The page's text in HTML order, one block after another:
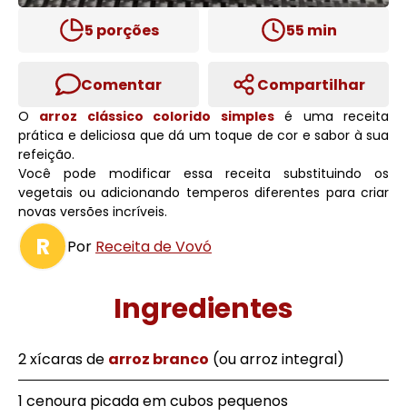
5 porções 55 min
Comentar Compartilhar
O arroz clássico colorido simplesé uma receita
prática e deliciosa que dá um toque de cor e sabor à sua
refeição.
Você pode modificar essa receita substituindo os
vegetais ou adicionando temperos diferentes para criar
novas versões incríveis.
R Por Receita de Vovó
Ingredientes
2 xícaras de arroz branco (ou arroz integral)
1 cenoura picada em cubos pequenos